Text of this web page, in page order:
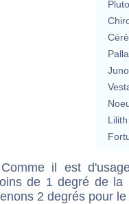
Lilith
il est
de 1 degré de la
2 degrés pour